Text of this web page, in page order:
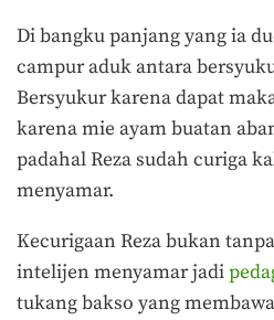
Di bangku panjang yang ia
campur aduk antara
Bersyukur karena dapat
karena mie ayam buatan
padahal Reza sudah curiga
menyamar.
Kecurigaan Reza bukan
intelijen menyamar jadi
tukang bakso yang membawa